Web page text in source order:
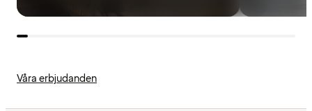
Våra erbjudanden